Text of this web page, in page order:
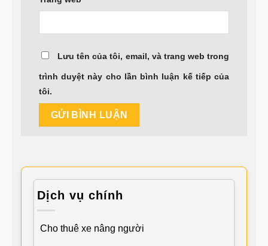
Lưu tên của tôi, email, và trang web trong
trình duyệt này cho lần bình luận kế tiếp của
tôi.
Dịch vụ chính
Cho thuê xe nâng người